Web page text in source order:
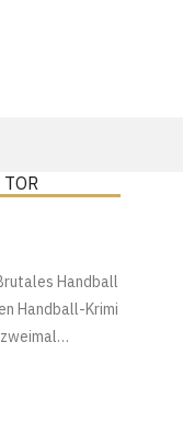
Handball
Handball-Krimi
zweimal…